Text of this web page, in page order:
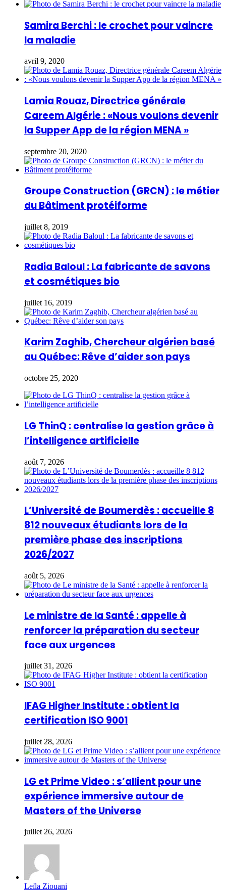
Samira Berchi : le crochet pour vaincre
la maladie
avril 9, 2020
Lamia Rouaz, Directrice générale
Careem Algérie : «Nous voulons devenir
la Supper App de la région MENA »
septembre 20, 2020
Groupe Construction (GRCN) : le métier
du Bâtiment protéiforme
juillet 8, 2019
Radia Baloul : La fabricante de savons
et cosmétiques bio
juillet 16, 2019
Karim Zaghib, Chercheur algérien basé
au Québec: Rêve d’aider son pays
octobre 25, 2020
LG ThinQ : centralise la gestion grâce à
l’intelligence artificielle
août 7, 2026
L’Université de Boumerdès : accueille 8
812 nouveaux étudiants lors de la
première phase des inscriptions
2026/2027
août 5, 2026
Le ministre de la Santé : appelle à
renforcer la préparation du secteur
face aux urgences
juillet 31, 2026
IFAG Higher Institute : obtient la
certification ISO 9001
juillet 28, 2026
LG et Prime Video : s’allient pour une
expérience immersive autour de
Masters of the Universe
juillet 26, 2026
Leïla Ziouani